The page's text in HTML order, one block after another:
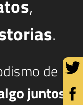
,
.
de
juntos.